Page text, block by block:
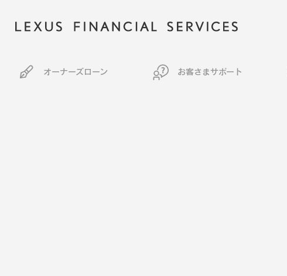
オーナーズローン お客さまサポート